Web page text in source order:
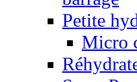
Petite
Micro